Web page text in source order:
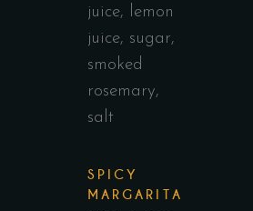
juice, lemon
juice, sugar,
smoked
rosemary,
salt
SPICY
MARGARITA